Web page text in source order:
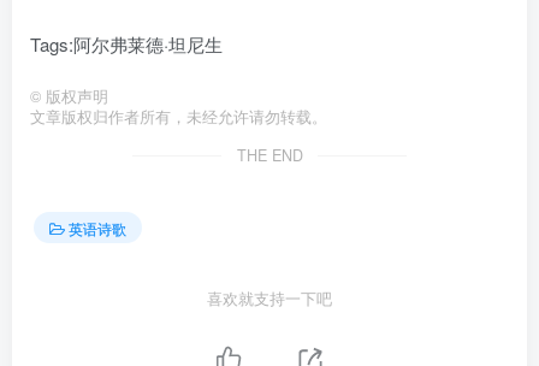
Tags:阿尔弗莱德·坦尼生
© 版权声明
文章版权归作者所有，未经允许请勿转载。
THE END
英语诗歌
喜欢就支持一下吧